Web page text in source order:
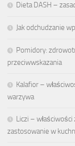
Dieta DASH –
Jak odchudzanie
Pomidory:
przeciwwskazania
Kalafior –
warzywa
Liczi –
zastosowanie w